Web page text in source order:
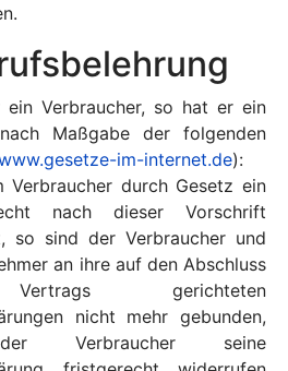
ein Verbraucher, so hat er ein
Maßgabe der folgenden
im-internet.de):
Verbraucher durch Gesetz ein
nach dieser Vorschrift
so sind der Verbraucher und
an ihre auf den Abschluss
gerichteten
nicht mehr gebunden,
Verbraucher seine